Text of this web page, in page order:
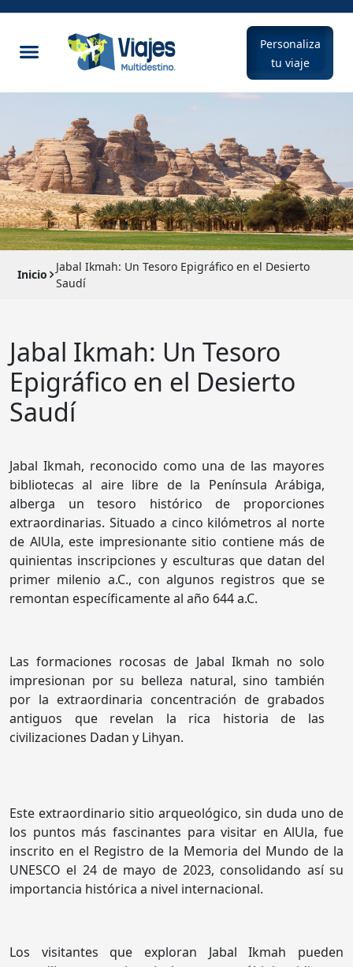
Personaliza
tu viaje
Inicio
Jabal Ikmah: Un Tesoro Epigráfico en el Desierto
Saudí
Jabal Ikmah: Un Tesoro
Epigráfico en el Desierto
Saudí
Jabal Ikmah, reconocido como una de las mayores
bibliotecas al aire libre de la Península Arábiga,
alberga un tesoro histórico de proporciones
extraordinarias. Situado a cinco kilómetros al norte
de AlUla, este impresionante sitio contiene más de
quinientas inscripciones y esculturas que datan del
primer milenio a.C., con algunos registros que se
remontan específicamente al año 644 a.C.
Las formaciones rocosas de Jabal Ikmah no solo
impresionan por su belleza natural, sino también
por la extraordinaria concentración de grabados
antiguos que revelan la rica historia de las
civilizaciones Dadan y Lihyan.
Este extraordinario sitio arqueológico, sin duda uno de
los puntos más fascinantes para visitar en AlUla, fue
inscrito en el Registro de la Memoria del Mundo de la
UNESCO el 24 de mayo de 2023, consolidando así su
importancia histórica a nivel internacional.
Los visitantes que exploran Jabal Ikmah pueden